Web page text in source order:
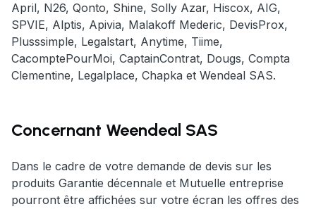
April, N26, Qonto, Shine, Solly Azar, Hiscox, AIG,
SPVIE, Alptis, Apivia, Malakoff Mederic, DevisProx,
Plusssimple, Legalstart, Anytime, Tiime,
CacomptePourMoi, CaptainContrat, Dougs, Compta
Clementine, Legalplace, Chapka et Wendeal SAS.
Concernant Weendeal SAS
Dans le cadre de votre demande de devis sur les
produits Garantie décennale et Mutuelle entreprise
pourront être affichées sur votre écran les offres des